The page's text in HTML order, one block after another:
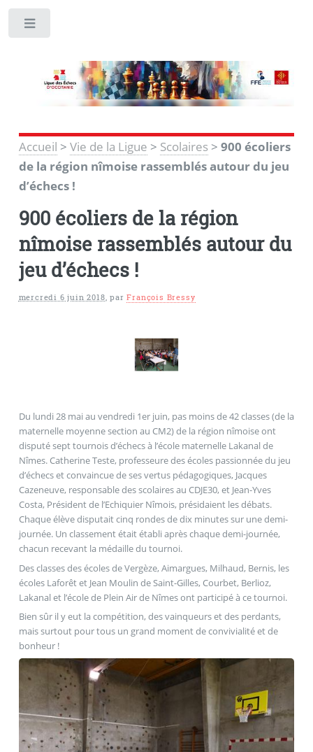
Accueil > Vie de la Ligue > Scolaires> 900 écoliers
de la région nîmoise rassemblés autour du jeu
d’échecs !
900 écoliers de la région
nîmoise rassemblés autour du
jeu d’échecs !
mercredi 6 juin 2018,parFrançois Bressy
Du lundi 28 mai au vendredi 1er juin, pas moins de 42 classes (de la
maternelle moyenne section au CM2) de la région nîmoise ont
disputé sept tournois d’échecs à l’école maternelle Lakanal de
Nîmes. Catherine Teste, professeure des écoles passionnée du jeu
d’échecs et convaincue de ses vertus pédagogiques, Jacques
Cazeneuve, responsable des scolaires au CDJE30, et Jean-Yves
Costa, Président de l’Echiquier Nîmois, présidaient les débats.
Chaque élève disputait cinq rondes de dix minutes sur une demi-
journée. Un classement était établi après chaque demi-journée,
chacun recevant la médaille du tournoi.
Des classes des écoles de Vergèze, Aimargues, Milhaud, Bernis, les
écoles Laforêt et Jean Moulin de Saint-Gilles, Courbet, Berlioz,
Lakanal et l’école de Plein Air de Nîmes ont participé à ce tournoi.
Bien sûr il y eut la compétition, des vainqueurs et des perdants,
mais surtout pour tous un grand moment de convivialité et de
bonheur !